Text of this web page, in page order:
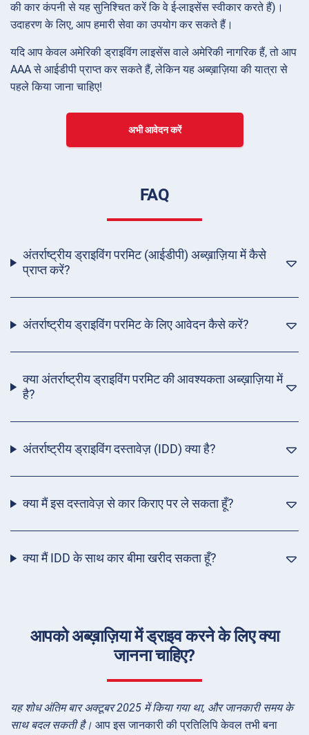
की कार कंपनी से यह सुनिश्चित करें कि वे ई-लाइसेंस स्वीकार करते हैं)।
उदाहरण के लिए, आप हमारी सेवा का उपयोग कर सकते हैं।
यदि आप केवल अमेरिकी ड्राइविंग लाइसेंस वाले अमेरिकी नागरिक हैं, तो आप
AAA से आईडीपी प्राप्त कर सकते हैं, लेकिन यह अब्ख़ाज़िया की यात्रा से
पहले किया जाना चाहिए!
अभी आवेदन करें
FAQ
अंतर्राष्ट्रीय ड्राइविंग परमिट (आईडीपी) अब्ख़ाज़िया में कैसे
प्राप्त करें?
अंतर्राष्ट्रीय ड्राइविंग परमिट के लिए आवेदन कैसे करें?
क्या अंतर्राष्ट्रीय ड्राइविंग परमिट की आवश्यकता अब्ख़ाज़िया में
है?
अंतर्राष्ट्रीय ड्राइविंग दस्तावेज़ (IDD) क्या है?
क्या मैं इस दस्तावेज़ से कार किराए पर ले सकता हूँ?
क्या मैं IDD के साथ कार बीमा खरीद सकता हूँ?
आपको अब्ख़ाज़िया में ड्राइव करने के लिए क्या
जानना चाहिए?
यह शोध अंतिम बार अक्टूबर 2025 में किया गया था, और जानकारी समय के
साथ बदल सकती है। आप इस जानकारी की प्रतिलिपि केवल तभी बना